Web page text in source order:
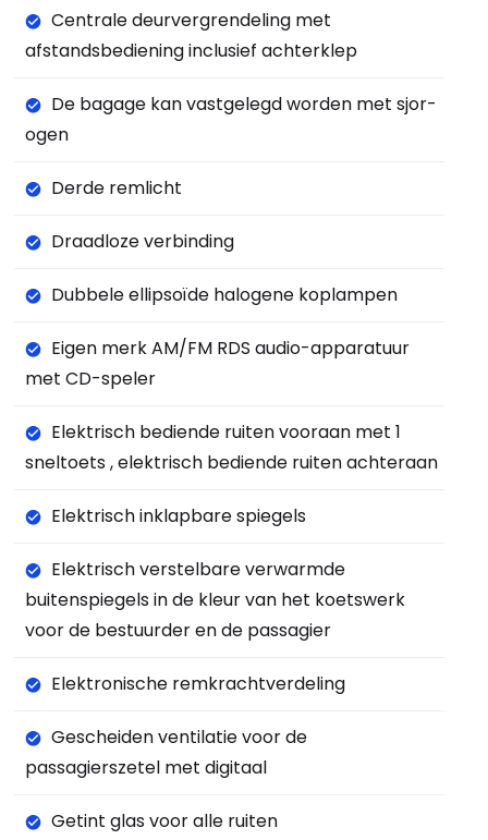
Centrale deurvergrendeling met
afstandsbediening inclusief achterklep
De bagage kan vastgelegd worden met sjor-
ogen
Derde remlicht
Draadloze verbinding
Dubbele ellipsoïde halogene koplampen
Eigen merk AM/FM RDS audio-apparatuur
met CD-speler
Elektrisch bediende ruiten vooraan met 1
sneltoets , elektrisch bediende ruiten achteraan
Elektrisch inklapbare spiegels
Elektrisch verstelbare verwarmde
buitenspiegels in de kleur van het koetswerk
voor de bestuurder en de passagier
Elektronische remkrachtverdeling
Gescheiden ventilatie voor de
passagierszetel met digitaal
Getint glas voor alle ruiten